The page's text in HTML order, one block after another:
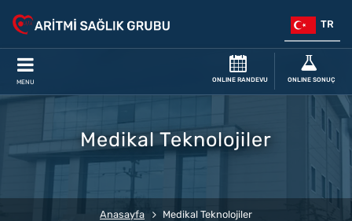
TR
MENU ONLINE RANDEVU ONLINE SONUÇ
Medikal Teknolojiler
Anasayfa Medikal Teknolojiler